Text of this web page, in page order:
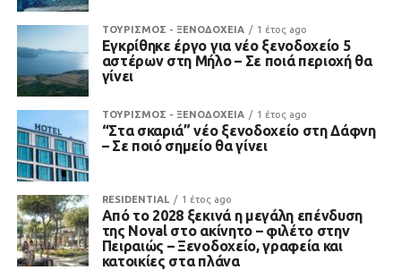
ΤΟΥΡΙΣΜΟΣ - ΞΕΝΟΔΟΧΕΙΑ 1 έτος ago
Εγκρίθηκε έργο για νέο ξενοδοχείο 5
αστέρων στη Μήλο – Σε ποιά περιοχή θα
γίνει
ΤΟΥΡΙΣΜΟΣ - ΞΕΝΟΔΟΧΕΙΑ 1 έτος ago
“Στα σκαριά” νέο ξενοδοχείο στη Δάφνη
– Σε ποιό σημείο θα γίνει
RESIDENTIAL 1 έτος ago
Από το 2028 ξεκινά η μεγάλη επένδυση
της Noval στο ακίνητο – φιλέτο στην
Πειραιώς – Ξενοδοχείο, γραφεία και
κατοικίες στα πλάνα